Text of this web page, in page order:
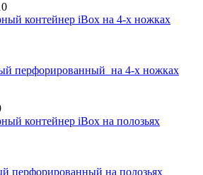
контейнер iBox на 4-х ножках
перфорированный на 4-х ножках
контейнер iBox на полозьях
перфорированный на полозьях